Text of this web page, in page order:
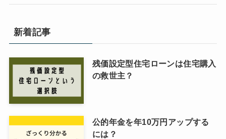
新着記事
残価設定型住宅ローンは住宅購入
の救世主？
公的年金を年10万円アップする
には？